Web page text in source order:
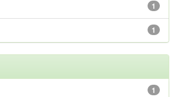
1
1
1